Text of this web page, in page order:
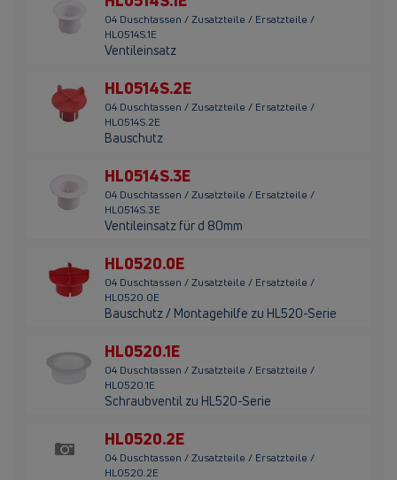
04 Duschtassen / Zusatzteile / Ersatzteile /
HL0514S.1E
Ventileinsatz
HL0514S.2E
04 Duschtassen / Zusatzteile / Ersatzteile /
HL0514S.2E
Bauschutz
HL0514S.3E
04 Duschtassen / Zusatzteile / Ersatzteile /
HL0514S.3E
Ventileinsatz für d 80mm
HL0520.0E
04 Duschtassen / Zusatzteile / Ersatzteile /
HL0520.0E
Bauschutz / Montagehilfe zu HL520-Serie
HL0520.1E
04 Duschtassen / Zusatzteile / Ersatzteile /
HL0520.1E
Schraubventil zu HL520-Serie
HL0520.2E
04 Duschtassen / Zusatzteile / Ersatzteile /
HL0520.2E